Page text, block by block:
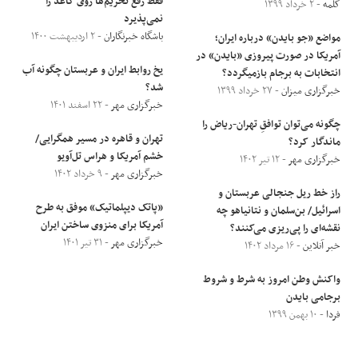
کلمه- ۲ خرداد ۱۳۹۹
مواضع «جو بایدن» درباره ایران؛
آمریکا در صورت پیروزی «بایدن» در
انتخابات به برجام بازمی‎گردد؟
خبرگزاری میزان- ۲۷ خرداد ۱۳۹۹
چگونه می‌توان توافقِ تهران-ریاض را
ماندگار کرد؟
خبرگزاری مهر- ۱۲ تیر ۱۴۰۲
راز خط ریل جنجالی عربستان و
اسرائیل/ بن‌سلمان و نتانیاهو چه
نقشه‌ای را پی‌ریزی می‌کنند؟
خبر آنلاین- ۱۶ مرداد ۱۴۰۲
واکنش وطن امروز به شرط و شروط
برجامی بایدن
فردا - ۱۰ بهمن ۱۳۹۹
نمی‌پذیرد
باشگاه خبرنگاران- ۲ اردیبهشت ۱۴۰۰
یخ روابط ایران و عربستان چگونه آب
شد؟
خبرگزاری مهر- ۲۲ اسفند ۱۴۰۱
تهران و قاهره در مسیر همگرایی/
خشم آمریکا و هراس تل‌آویو
خبرگزاری مهر- ۹ خرداد ۱۴۰۲
«پاتک دیپلماتیک» موفق به طرح
آمریکا برای منزوی ساختن ایران
خبرگزاری مهر- ۳۱ تیر ۱۴۰۱